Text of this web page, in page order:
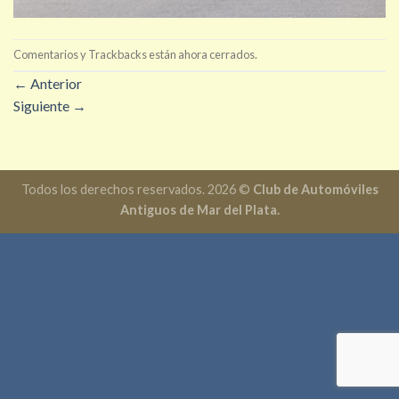
Comentarios y Trackbacks están ahora cerrados.
← Anterior
Siguiente →
Todos los derechos reservados. 2026 © Club de Automóviles
Antiguos de Mar del Plata.